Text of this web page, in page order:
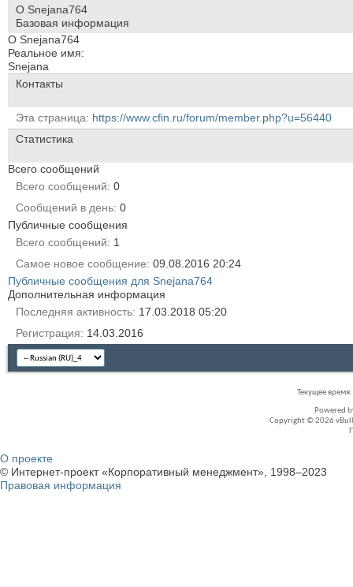
О Snejana764
Базовая информация
О Snejana764
Реальное имя:
Snejana
Контакты
Эта страница https://www.cfin.ru/forum/member.php?u=56440
Статистика
Всего сообщений
Всего сообщений 0
Сообщений в день 0
Публичные сообщения
Всего сообщений
1
Самое новое сообщение 09.08.2016 20:24
Публичные сообщения для Snejana764
Дополнительная информация
Последняя активность 17.03.2018 05:20
Регистрация
14.03.2016
Текущее время:
Powered
Copyright © 2026
О проекте
© Интернет-проект «Корпоративный менеджмент», 1998–2023
Правовая информация